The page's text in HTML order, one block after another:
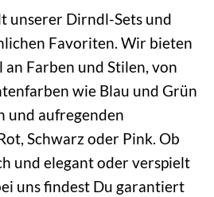
unserer Dirndl-Sets und
Favoriten. Wir bieten
Farben und Stilen, von
wie Blau und Grün
und aufregenden
Schwarz oder Pink. Ob
und elegant oder verspielt
uns findest Du garantiert